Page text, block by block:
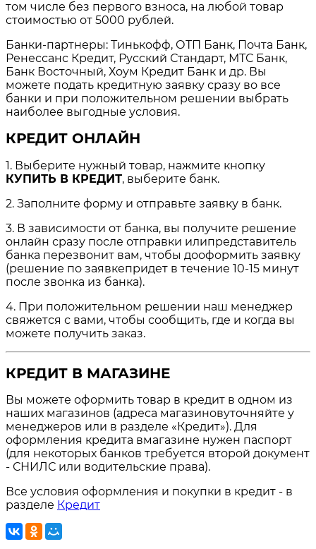
том числе без первого взноса, на любой товар
стоимостью от 5000 рублей.
Банки-партнеры: Тинькофф, ОТП Банк, Почта Банк,
Ренессанс Кредит, Русский Стандарт, МТС Банк,
Банк Восточный, Хоум Кредит Банк и др. Вы
можете подать кредитную заявку сразу во все
банки и при положительном решении выбрать
наиболее выгодные условия.
КРЕДИТ ОНЛАЙН
1. Выберите нужный товар, нажмите кнопку
КУПИТЬ В КРЕДИТ, выберите банк.
2. Заполните форму и отправьте заявку в банк.
3. В зависимости от банка, вы получите решение
онлайн сразу после отправки илипредставитель
банка перезвонит вам, чтобы дооформить заявку
(решение по заявкепридет в течение 10-15 минут
после звонка из банка).
4. При положительном решении наш менеджер
свяжется с вами, чтобы сообщить, где и когда вы
можете получить заказ.
КРЕДИТ В МАГАЗИНЕ
Вы можете оформить товар в кредит в одном из
наших магазинов (адреса магазиновуточняйте у
менеджеров или в разделе «Кредит»). Для
оформления кредита вмагазине нужен паспорт
(для некоторых банков требуется второй документ
- СНИЛС или водительские права).
Все условия оформления и покупки в кредит - в
разделе Кредит